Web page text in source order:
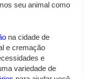
seu animal como
na cidade de
e cremação
e
variedade de